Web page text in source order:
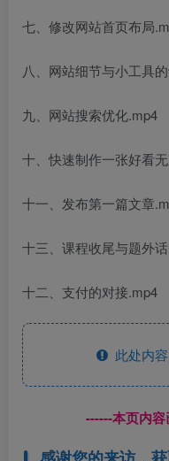
七、修改网站首页布局
八、网站细节与小工具
九、网站搜索优化.mp4
十、快速制作一张好看
十一、发布第一篇文章
十三、课程收尾与题外
十二、支付的对接.mp4
此处内容
------本页内